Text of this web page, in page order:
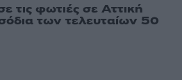
τις φωτιές σε Αττική
των τελευταίων 50